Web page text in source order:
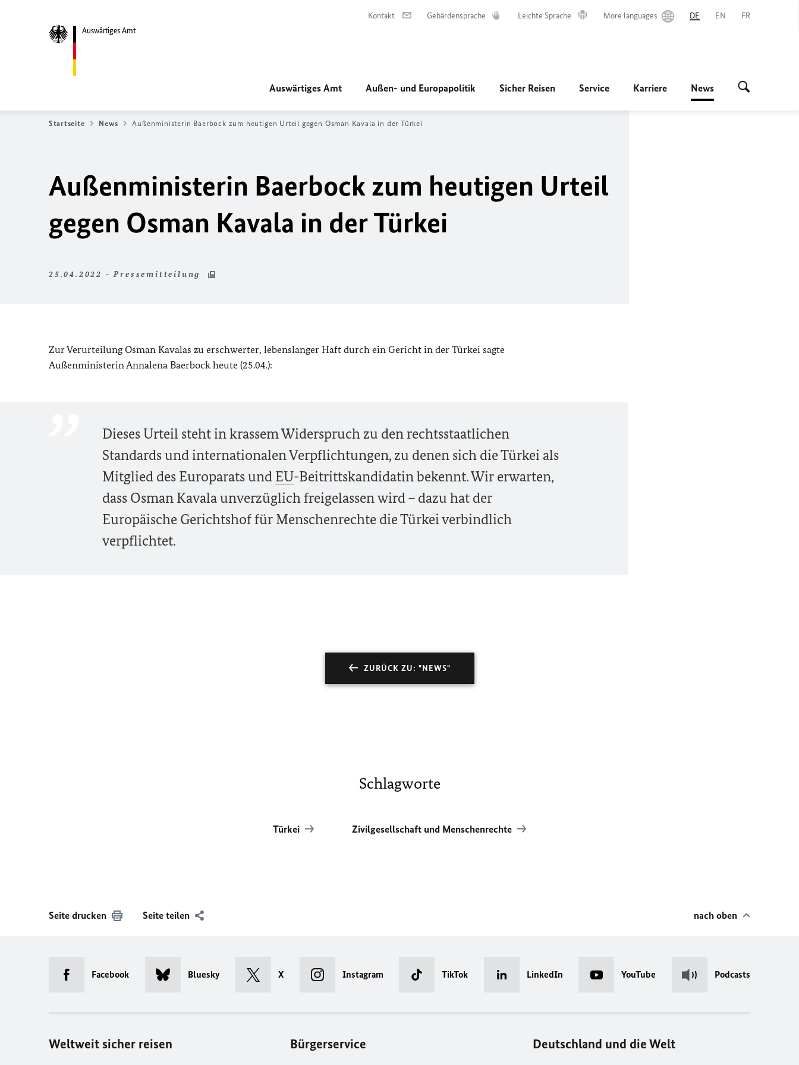
Auswärtiges Amt
Kontakt Gebärdensprache Leichte Sprache More languages DE EN FR
Auswärtiges Amt Außen- und Europapolitik Sicher Reisen Service Karriere News
Startseite News Außenministerin Baerbock zum heutigen Urteil gegen Osman Kavala in der Türkei
Außenministerin Baerbock zum heutigen Urteil
gegen Osman Kavala in der Türkei
25.04.2022 - Pressemitteilung
Zur Verurteilung Osman Kavalas zu erschwerter, lebenslanger Haft durch ein Gericht in der Türkei sagte
Außenministerin Annalena Baerbock heute (25.04.):
Dieses Urteil steht in krassem Widerspruch zu den rechtsstaatlichen
Standards und internationalen Verpflichtungen, zu denen sich die Türkei als
Mitglied des Europarats und EU-Beitrittskandidatin bekennt. Wir erwarten,
dass Osman Kavala unverzüglich freigelassen wird – dazu hat der
Europäische Gerichtshof für Menschenrechte die Türkei verbindlich
verpflichtet.
ZURÜCK ZU: "NEWS"
Schlagworte
Türkei Zivilgesellschaft und Menschenrechte
Seite drucken Seite teilen nach oben
Facebook Bluesky X Instagram TikTok LinkedIn YouTube Podcasts
Weltweit sicher reisen Bürgerservice Deutschland und die Welt